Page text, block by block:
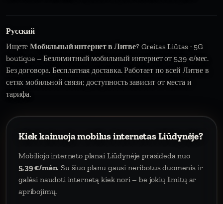
Русский
ИщетеМобильный интернет в Литве? Greitas Liūtas · 5G
boutique – Безлимитный мобильный интернет от 5,39 €/мес.
Без договора. Бесплатная доставка. Работает по всей Литве в
сетях мобильной связи; доступность зависит от места и
тарифа.
Kiek kainuoja mobilus internetas Liūdynėje?
Mobiliojo interneto planai Liūdynėje prasideda nuo
5,39 €/mėn. Su šiuo planu gausi neribotus duomenis ir
galėsi naudoti internetą kiek nori – be jokių limitų ar
apribojimų.